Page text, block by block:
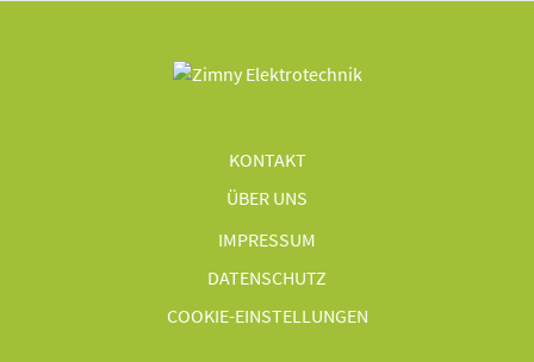
KONTAKT
ÜBER UNS
IMPRESSUM
DATENSCHUTZ
COOKIE-EINSTELLUNGEN